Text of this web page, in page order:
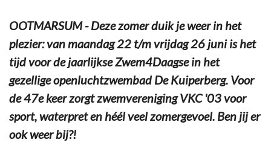
OOTMARSUM - Deze zomer duik je weer in het
plezier: van maandag 22 t/m vrijdag 26 juni is het
tijd voor de jaarlijkse Zwem4Daagse in het
gezellige openluchtzwembad De Kuiperberg. Voor
de 47e keer zorgt zwemvereniging VKC '03 voor
sport, waterpret en héél veel zomergevoel. Ben jij er
ook weer bij?!